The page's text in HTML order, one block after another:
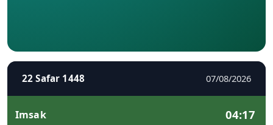
22 Safar 1448 07/08/2026
Imsak 04:17